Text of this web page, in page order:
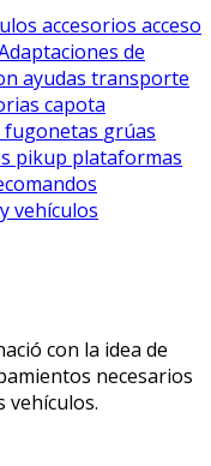
accesorios acceso
de
ayudas transporte
capota
fugonetas grúas
pikup plataformas
vehículos
con la idea de
necesarios
vehículos.